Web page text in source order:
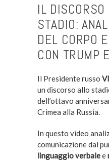
IL
STADIO:
DEL CORPO
CON TRUMP
Il Presidente russo
un discorso allo
dell’ottavo
Crimea alla Russia.
In questo video
comunicazione dal
linguaggio verbalee